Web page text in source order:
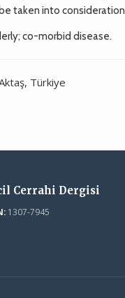
taken into
co-morbid disease.
Türkiye
Cerrahi Dergisi
1307-7945